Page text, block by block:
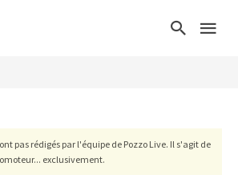
pas rédigés par l'équipe de Pozzo Live. Il s'agit de
exclusivement.